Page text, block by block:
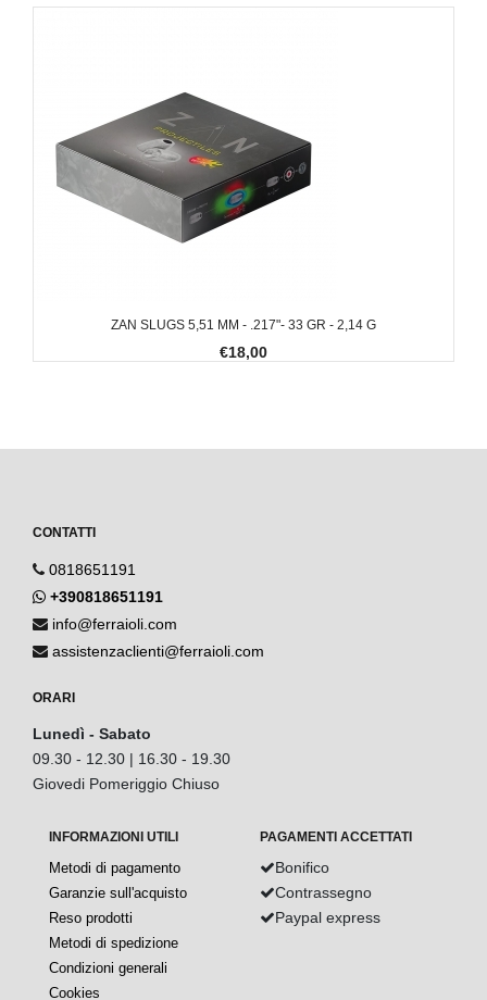
ZAN SLUGS 5,51 MM - .217"- 33 GR - 2,14 G
€18,00
CONTATTI
0818651191
+390818651191
info@ferraioli.com
assistenzaclienti@ferraioli.com
ORARI
Lunedì - Sabato
09.30 - 12.30 | 16.30 - 19.30
Giovedi Pomeriggio Chiuso
INFORMAZIONI UTILI
Metodi di pagamento
Garanzie sull'acquisto
Reso prodotti
Metodi di spedizione
Condizioni generali
Cookies
PAGAMENTI ACCETTATI
Bonifico
Contrassegno
Paypal express